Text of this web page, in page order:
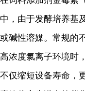
中，由于发酵培养基
或碱性溶媒。常规的
高浓度氯离子环境时
不仅缩短设备寿命，